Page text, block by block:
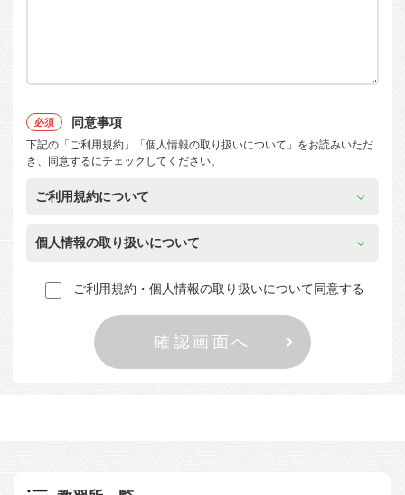
同意事項
下記の「ご利用規約」「個人情報の取り扱いについて」をお読みいただ
き、同意するにチェックしてください。
ご利用規約について
個人情報の取り扱いについて
ご利用規約・個人情報の取り扱いについて同意する